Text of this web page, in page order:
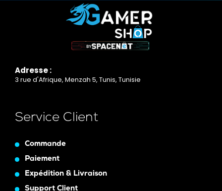
Adresse :
3 rue d'Afrique, Menzah 5, Tunis, Tunisie
Service Client
Commande
Paiement
Expédition & Livraison
Support Client